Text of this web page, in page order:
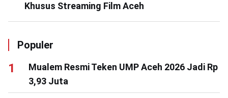
Khusus Streaming Film Aceh
Populer
Mualem Resmi Teken UMP Aceh 2026 Jadi Rp
3,93 Juta